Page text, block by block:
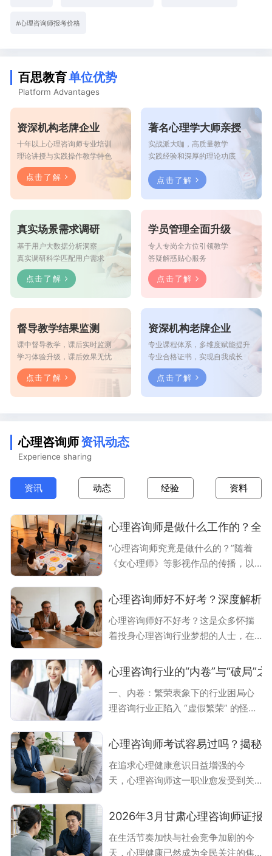
#心理咨询师报考价格
百思教育单位优势
Platform Advantages
资深机构老牌企业
十年以上心理咨询师专业培训
理论讲授与实践操作教学特色
点击了解
著名心理学大师亲授
实战派大咖，高质量教学
实践经验和深厚的理论功底
点击了解
真实场景需求调研
基于用户大数据分析洞察
真实调研科学匹配用户需求
点击了解
学员管理全面升级
专人专岗全方位引领教学
答疑解惑贴心服务
点击了解
督导教学结果监测
课中督导教学，课后实时监测
学习体验升级，课后效果无忧
点击了解
资深机构老牌企业
专业课程体系，多维度赋能提升
专业合格证书，实现自我成长
点击了解
心理咨询师资讯动态
Experience sharing
资讯 动态 经验 资料
心理咨询师是做什么工作的？全
“心理咨询师究竟是做什么的？”随着
《女心理师》等影视作品的传播，以
个问题被越来越多人提及。在快节
郁等心理困扰逐渐成为普遍的健康挑
战，心理咨询师作为守护心理健康的
们并非简单的“情绪垃圾桶”或“人生导
们提供科学的心理支持，助力个体实
现自我成长。本文将从核心职责、就
心理咨询师好不好考？深度解析
心理咨询师好不好考？这是众多怀揣
着投身心理咨询行业梦想的人士，在
询师考试内容广泛，涉及心理学的多
学、发展心理学等均有涵盖。不过，
其考试形式丰富多样，整体难度处于
学习的态度，按时完成各项作业，顺
试的内容与结构心理咨询师的综合考
试构成较为清晰，主要由125道题目组
心理咨询行业的“内卷”与“破局”之
一、内卷：繁荣表象下的行业困局心
理咨询行业正陷入 “虚假繁荣” 的怪
家庭存在育儿困扰，情感、职场等心
端严重失衡，全国持证者超 300 万，
能稳定接单变现的新人却不足 15%，
生三重内卷乱象：1. 证书泡沫与能力
跨界者入局，某机构数据显示，70%
心理咨询师考试容易过吗？揭秘
在追求心理健康意识日益增强的今
天，心理咨询师这一职业愈发受到关
目光投向心理咨询师考试，而“心理咨
众多考生心中最迫切想要了解的。根
2026年3月甘肃心理咨询师证报
在生活节奏加快与社会竞争加剧的今
天，心理健康已然成为全民关注的焦